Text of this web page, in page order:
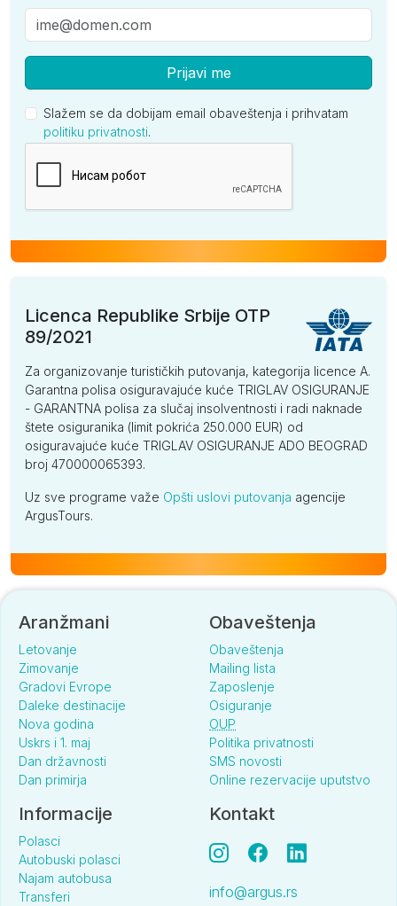
Prijavi me
Slažem se da dobijam email obaveštenja i prihvatam
politiku privatnosti.
Licenca Republike Srbije OTP
89/2021
Za organizovanje turističkih putovanja, kategorija licence A.
Garantna polisa osiguravajuće kuće TRIGLAV OSIGURANJE
- GARANTNA polisa za slučaj insolventnosti i radi naknade
štete osiguranika (limit pokrića 250.000 EUR) od
osiguravajuće kuće TRIGLAV OSIGURANJE ADO BEOGRAD
broj 470000065393.
Uz sve programe važe Opšti uslovi putovanja agencije
ArgusTours.
Aranžmani
Letovanje
Zimovanje
Gradovi Evrope
Daleke destinacije
Nova godina
Uskrs i 1. maj
Dan državnosti
Dan primirja
Obaveštenja
Obaveštenja
Mailing lista
Zaposlenje
Osiguranje
OUP
Politika privatnosti
SMS novosti
Online rezervacije uputstvo
Informacije
Polasci
Autobuski polasci
Najam autobusa
Transferi
Kontakt
info@argus.rs